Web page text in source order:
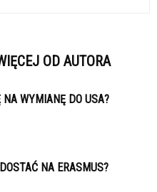
OD AUTORA
WYMIANĘ DO USA?
NA ERASMUS?